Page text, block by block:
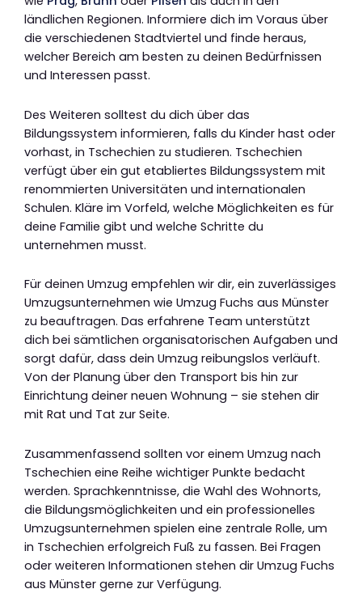
ländlichen Regionen. Informiere dich im Voraus über
die verschiedenen Stadtviertel und finde heraus,
welcher Bereich am besten zu deinen Bedürfnissen
und Interessen passt.
Des Weiteren solltest du dich über das
Bildungssystem informieren, falls du Kinder hast oder
vorhast, in Tschechien zu studieren. Tschechien
verfügt über ein gut etabliertes Bildungssystem mit
renommierten Universitäten und internationalen
Schulen. Kläre im Vorfeld, welche Möglichkeiten es für
deine Familie gibt und welche Schritte du
unternehmen musst.
Für deinen Umzug empfehlen wir dir, ein zuverlässiges
Umzugsunternehmen wie Umzug Fuchs aus Münster
zu beauftragen. Das erfahrene Team unterstützt
dich bei sämtlichen organisatorischen Aufgaben und
sorgt dafür, dass dein Umzug reibungslos verläuft.
Von der Planung über den Transport bis hin zur
Einrichtung deiner neuen Wohnung – sie stehen dir
mit Rat und Tat zur Seite.
Zusammenfassend sollten vor einem Umzug nach
Tschechien eine Reihe wichtiger Punkte bedacht
werden. Sprachkenntnisse, die Wahl des Wohnorts,
die Bildungsmöglichkeiten und ein professionelles
Umzugsunternehmen spielen eine zentrale Rolle, um
in Tschechien erfolgreich Fuß zu fassen. Bei Fragen
oder weiteren Informationen stehen dir Umzug Fuchs
aus Münster gerne zur Verfügung.